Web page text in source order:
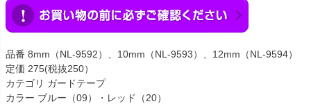
品番 8mm（NL-9592）、10mm（NL-9593）、12mm（NL-9594）
定価 275(税抜250）
カテゴリ ガードテープ
カラー ブルー（09）・レッド（20）